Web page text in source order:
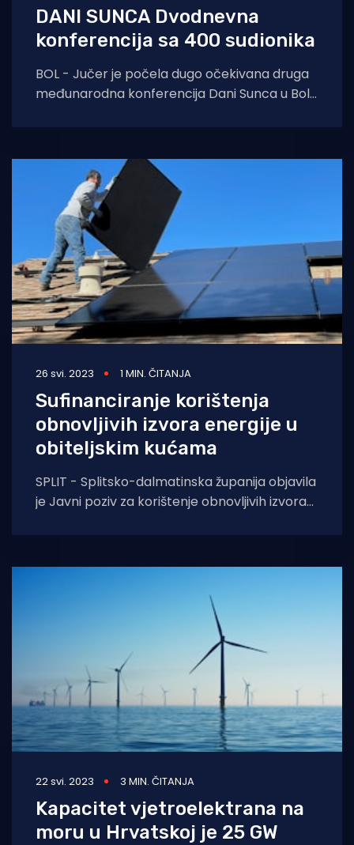
DANI SUNCA Dvodnevna
konferencija sa 400 sudionika
BOL - Jučer je počela dugo očekivana druga
međunarodna konferencija Dani Sunca u Bolu
400
26 svi. 2023 1 MIN. ČITANJA
Sufinanciranje korištenja
obnovljivih izvora energije u
obiteljskim kućama
SPLIT - Splitsko-dalmatinska županija objavila
je Javni poziv za korištenje obnovljivih izvora
Javni
22 svi. 2023 3 MIN. ČITANJA
Kapacitet vjetroelektrana na
moru u Hrvatskoj je 25 GW